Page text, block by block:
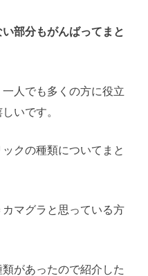
部分もがんばってまと
人でも多くの方に役立
いです。
クの種類についてまと
マグラと思っている方
があったので紹介した